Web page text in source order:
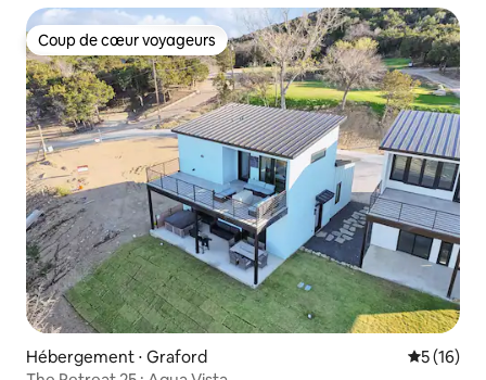
Coup de cœur voyageurs
Coup de cœur voyageurs
Hébergement ⋅ Graford
5 (16)